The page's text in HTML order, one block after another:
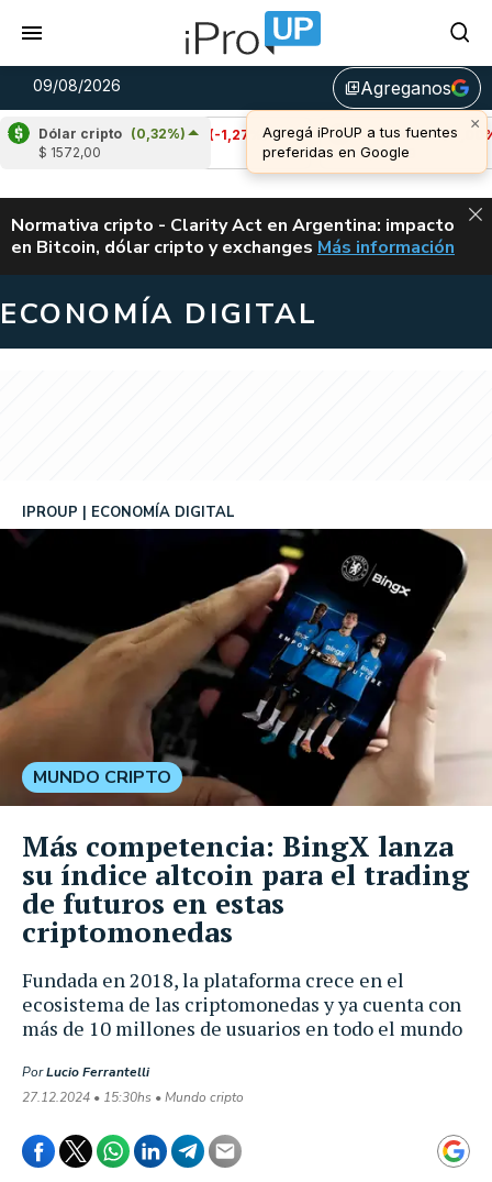
09/08/2026 library_addAgreganos
Dólar cripto (0,32%)
$ 1572,00
Cardano (-1,27%)
u$s 0,20
Avalanche
(-1,00%)
u$s 6,49
ALERTA
Normativa cripto - Clarity Act en Argentina: impacto
en Bitcoin, dólar cripto y exchanges CLARITY ACT EN
Más información
ECONOMÍA DIGITAL
Fundada en 2018, la plataforma crece en el
ecosistema de las criptomonedas y ya cuenta con
más de 10 millones de usuarios en todo el mundo
IPROUP ECONOMÍA DIGITAL
PorLucio Ferrantelli
27.12.2024 • 15:30hs • Mundo cripto
MUNDO CRIPTO
Más competencia: BingX lanza
su índice altcoin para el trading
de futuros en estas
criptomonedas